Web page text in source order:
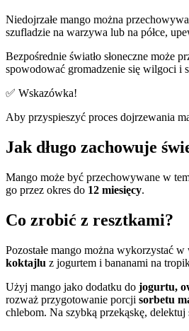
Niedojrzałe mango można
szufladzie na warzywa lub na półce,
Bezpośrednie światło słoneczne może
spowodować gromadzenie się wilgoci i
✅ Wskazówka!
Aby przyspieszyć proces dojrzewania
Jak długo zachowuje
Mango może być przechowywane w
go przez okres do 12 miesięcy.
Co zrobić z resztkami?
Pozostałe mango można wykorzystać
koktajlu z jogurtem i bananami na
Użyj mango jako dodatku do jogurtu,
rozważ przygotowanie porcji sorbetu
chlebom. Na szybką przekąskę,